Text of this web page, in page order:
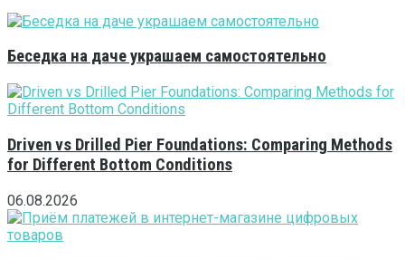
Беседка на даче украшаем самостоятельно
Driven vs Drilled Pier Foundations: Comparing Methods
for Different Bottom Conditions
06.08.2026